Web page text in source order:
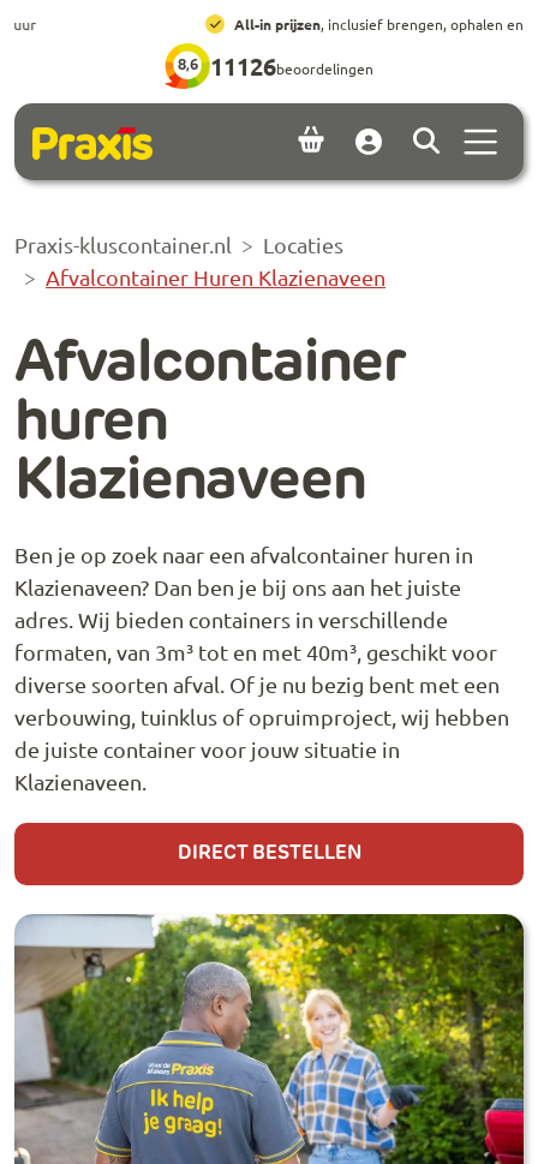
Ga naar hoofdinhoud
Ga naar footer
All-in prijzen, inclusief brengen, ophalen en huur
8,6 11126beoordelingen
Account
Praxis-kluscontainer.nl
Locaties
Afvalcontainer Huren Klazienaveen
Afvalcontainer
huren
Klazienaveen
Ben je op zoek naar een afvalcontainer huren in
Klazienaveen? Dan ben je bij ons aan het juiste
adres. Wij bieden containers in verschillende
formaten, van 3m³ tot en met 40m³, geschikt voor
diverse soorten afval. Of je nu bezig bent met een
verbouwing, tuinklus of opruimproject, wij hebben
de juiste container voor jouw situatie in
Klazienaveen.
DIRECT BESTELLEN